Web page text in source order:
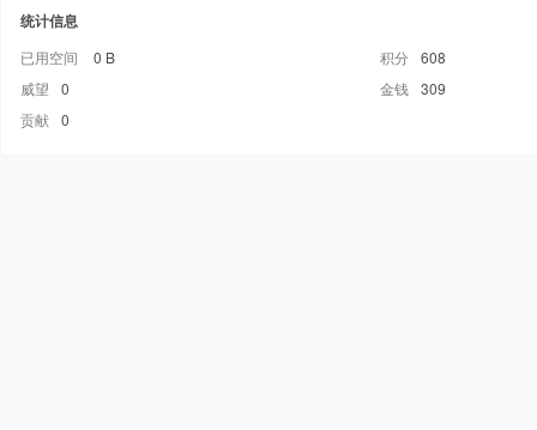
统计信息
已用空间 0 B 积分 608
威望
0 金钱 309
贡献 0